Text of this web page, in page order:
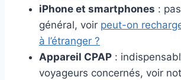
iPhone et smartphones :
général, voir peut-on
à l’étranger ?
Appareil CPAP :
voyageurs concernés, voir